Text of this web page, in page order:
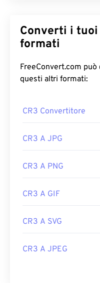
Converti i tuoi file CR3
formati
FreeConvert.com può
questi altri formati:
CR3 Convertitore
CR3 A JPG
CR3 A PNG
CR3 A GIF
CR3 A SVG
CR3 A JPEG